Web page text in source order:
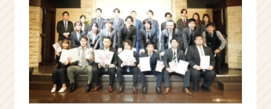
|
ベ
ン
チ
ャ
ー・
成
長